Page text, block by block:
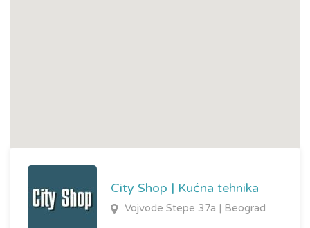
City Shop | Kućna tehnika
Vojvode Stepe 37a | Beograd